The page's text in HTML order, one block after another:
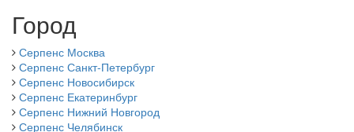
Город
Серпенс Москва
Серпенс Санкт-Петербург
Серпенс Новосибирск
Серпенс Екатеринбург
Серпенс Нижний Новгород
Серпенс Челябинск